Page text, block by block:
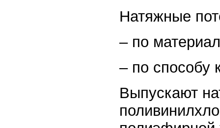
Натяжные
– по
– по способу
Выпускают